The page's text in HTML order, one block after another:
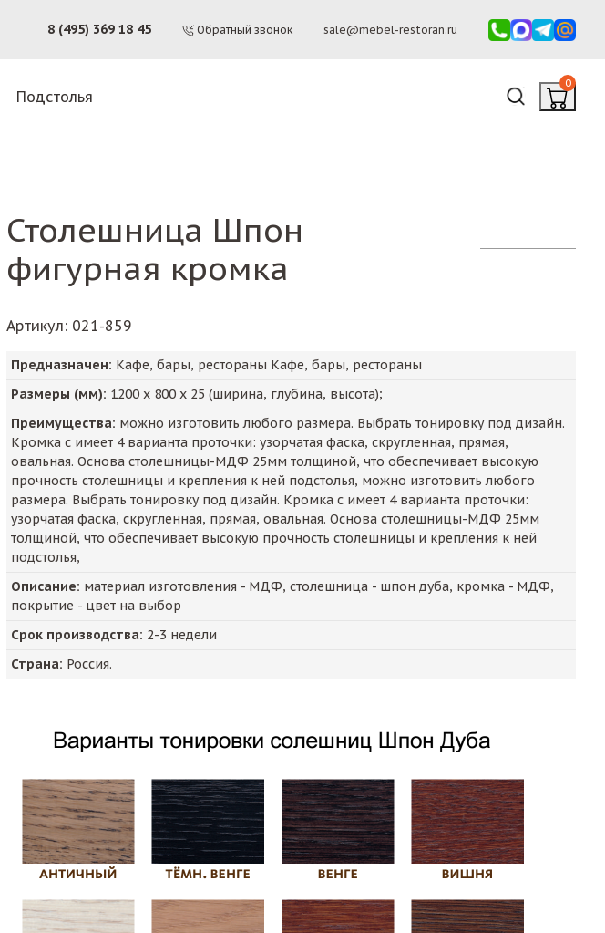
8 (495) 369 18 45 Обратный звонок sale@mebel-restoran.ru
Подстолья
0
Столешница Шпон
фигурная кромка
Артикул: 021-859
Предназначен: Кафе, бары, рестораны Кафе, бары, рестораны
Размеры (мм): 1200 х 800 х 25 (ширина, глубина, высота);
Преимущества: можно изготовить любого размера. Выбрать тонировку под дизайн.
Кромка с имеет 4 варианта проточки: узорчатая фаска, скругленная, прямая,
овальная. Основа столешницы-МДФ 25мм толщиной, что обеспечивает высокую
прочность столешницы и крепления к ней подстолья, можно изготовить любого
размера. Выбрать тонировку под дизайн. Кромка с имеет 4 варианта проточки:
узорчатая фаска, скругленная, прямая, овальная. Основа столешницы-МДФ 25мм
толщиной, что обеспечивает высокую прочность столешницы и крепления к ней
подстолья,
Описание: материал изготовления - МДФ, столешница - шпон дуба, кромка - МДФ,
покрытие - цвет на выбор
Срок производства: 2-3 недели
Страна: Россия.